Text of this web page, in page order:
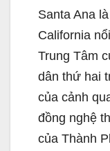
Santa Ana
California
Trung Tâm
dân thứ hai
của cảnh
đồng nghệ
của Thành